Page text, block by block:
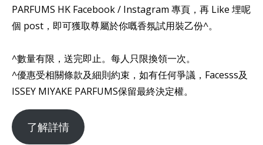
PARFUMS HK Facebook / Instagram 專頁，再 Like 埋呢
個 post，即可獲取尊屬於你嘅香氛試用裝乙份^。
^數量有限，送完即止。每人只限換領一次。
^優惠受相關條款及細則約束，如有任何爭議，Facesss及
ISSEY MIYAKE PARFUMS保留最終決定權。
了解詳情